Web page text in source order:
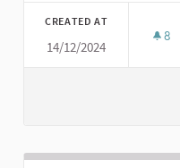
CREATED AT
14/12/2024
8